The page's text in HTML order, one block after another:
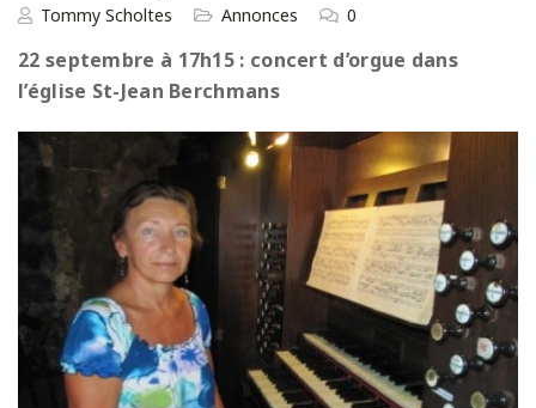
Tommy Scholtes Annonces 0
22 septembre à 17h15 : concert d’orgue dans
l’église St-Jean Berchmans